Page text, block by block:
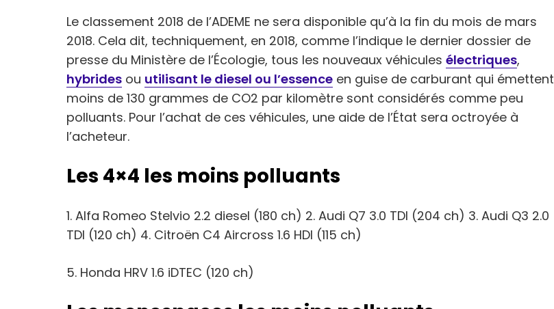
Le classement 2018 de l’ADEME ne sera disponible qu’à la fin du mois de mars
2018. Cela dit, techniquement, en 2018, comme l’indique le dernier dossier de
presse du Ministère de l’Écologie, tous les nouveaux véhicules électriques,
hybrides ou utilisant le diesel ou l’essence en guise de carburant qui émettent
moins de 130 grammes de CO2 par kilomètre sont considérés comme peu
polluants. Pour l’achat de ces véhicules, une aide de l’État sera octroyée à
l’acheteur.
Les 4×4 les moins polluants
1. Alfa Romeo Stelvio 2.2 diesel (180 ch) 2. Audi Q7 3.0 TDI (204 ch) 3. Audi Q3 2.0
TDI (120 ch) 4. Citroën C4 Aircross 1.6 HDI (115 ch)
5. Honda HRV 1.6 iDTEC (120 ch)